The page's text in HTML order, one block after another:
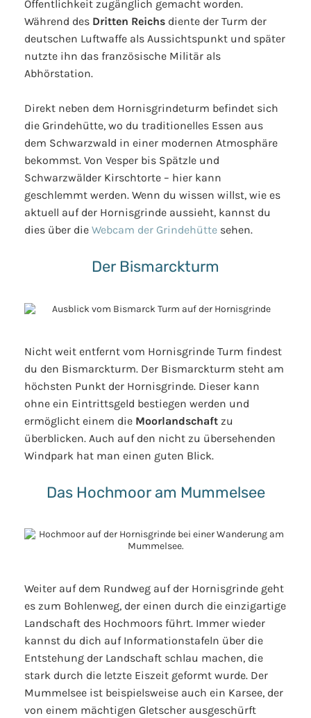
Öffentlichkeit zugänglich gemacht worden.
Während des Dritten Reichs diente der Turm der
deutschen Luftwaffe als Aussichtspunkt und später
nutzte ihn das französische Militär als
Abhörstation.
Direkt neben dem Hornisgrindeturm befindet sich
die Grindehütte, wo du traditionelles Essen aus
dem Schwarzwald in einer modernen Atmosphäre
bekommst. Von Vesper bis Spätzle und
Schwarzwälder Kirschtorte – hier kann
geschlemmt werden. Wenn du wissen willst, wie es
aktuell auf der Hornisgrinde aussieht, kannst du
dies über die Webcam der Grindehütte sehen.
Der Bismarckturm
Nicht weit entfernt vom Hornisgrinde Turm findest
du den Bismarckturm. Der Bismarckturm steht am
höchsten Punkt der Hornisgrinde. Dieser kann
ohne ein Eintrittsgeld bestiegen werden und
ermöglicht einem die Moorlandschaft zu
überblicken. Auch auf den nicht zu übersehenden
Windpark hat man einen guten Blick.
Das Hochmoor am Mummelsee
Weiter auf dem Rundweg auf der Hornisgrinde geht
es zum Bohlenweg, der einen durch die einzigartige
Landschaft des Hochmoors führt. Immer wieder
kannst du dich auf Informationstafeln über die
Entstehung der Landschaft schlau machen, die
stark durch die letzte Eiszeit geformt wurde. Der
Mummelsee ist beispielsweise auch ein Karsee, der
von einem mächtigen Gletscher ausgeschürft